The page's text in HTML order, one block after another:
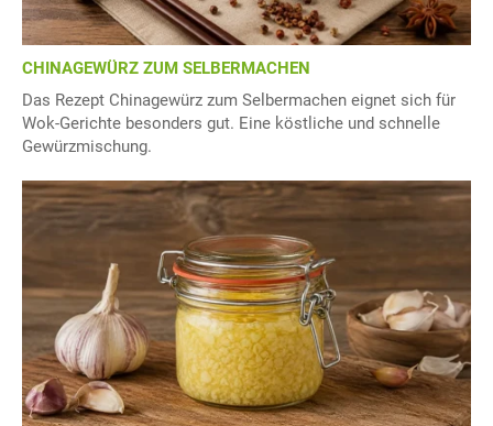
CHINAGEWÜRZ ZUM SELBERMACHEN
Das Rezept Chinagewürz zum Selbermachen eignet sich für
Wok-Gerichte besonders gut. Eine köstliche und schnelle
Gewürzmischung.